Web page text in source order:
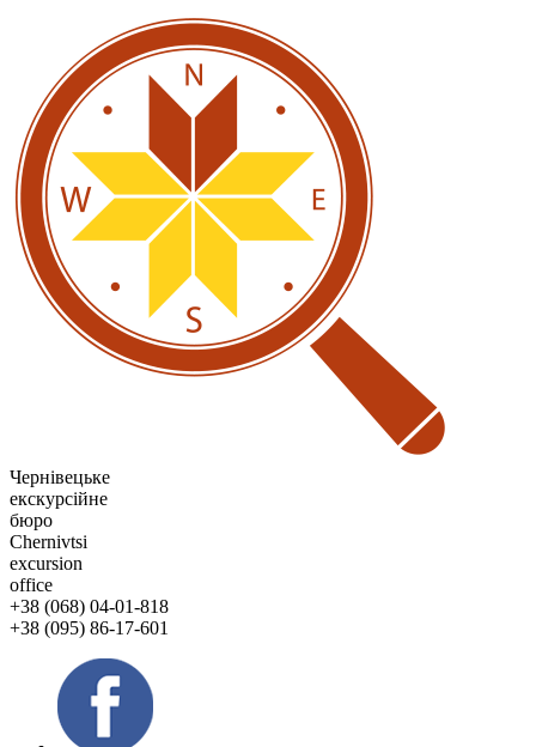
Чернівецьке
екскурсійне
бюро
Chernivtsi
excursion
office
+38 (068) 04-01-818
+38 (095) 86-17-601